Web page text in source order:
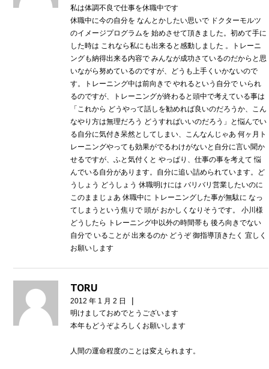
私は体調不良で仕事を休職中です
休職中に今の自分を なんとかしたい思いで ドクターモルツ
のイメージプログラムを 始めさせて頂きました。初めて手に
した時は これなら私にも出来ると感動しました 。トレーニ
ングも納得出来る内容で みんなが成功さているのだからと思
いながら努めているのですが、どうも上手くいかないので
す。トレーニング中は前向きで やれるという自分で いられ
るのですが、トレーニングが終わると頭中で考えている事は
「これから どうやって話しを勧めれば良いのだろうか、こん
なやり方は無理だろう どうすればいいのだろう」と悩んでい
る自分に気付き呆然としてしまい、こんなんじゃあ 何ヶ月ト
レーニングやっても効果がでるわけがないと自分に言い聞か
せるですが、ふと気付くと やっぱり、仕事の事を考えて 悩
んでいる自分があります。自分に追い詰められています。ど
うしょう どうしょう 休職明けには バリバリ営業したいのに
このままじょあ 休職中に トレーニングした事が無駄に なっ
てしまうという焦りで 頭が おかしくなりそうです。 小川様
どうしたら トレーニング中以外の時間帯も 後ろ向きでない
自分で いることが 出来るのか どうぞ 御指導頂きたく 宜しく
お願いします
TORU
2012 年 1 月 2 日 |
明けましておめでとうございます
本年もどうぞよろしくお願いします
人間の運命程度のことは変えられます。